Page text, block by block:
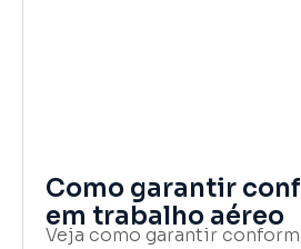
Como garantir
em trabalho aéreo
Veja como garantir